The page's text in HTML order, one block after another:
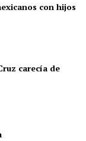
con hijos
carecía de